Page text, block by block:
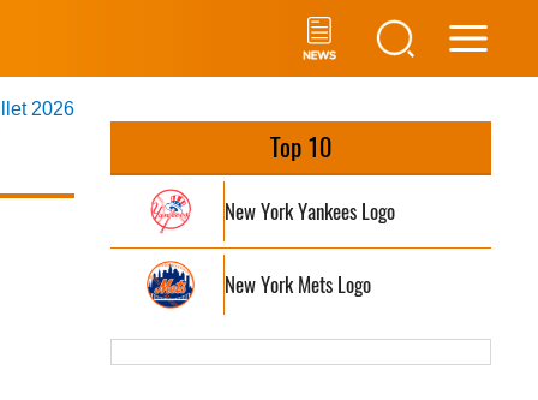
2026
Top 10
New York Yankees Logo
New York Mets Logo